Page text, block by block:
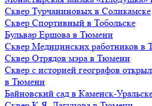
Сквер Турчаниновых в Соликамске
Сквер Спортивный в Тобольске
Бульвар Ершова в Тюмени
Сквер Медицинских работников в
Сквер Отрядов мэра в Тюмени
Сквер с историей географов
в Тюмени
Байновский сад в Каменск-